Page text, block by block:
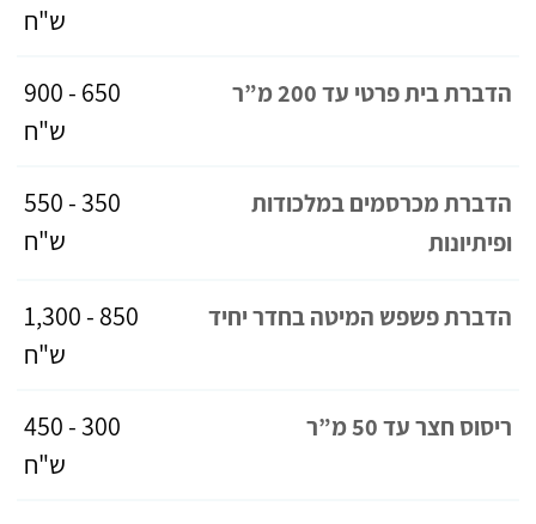
ש"ח
הדברת בית פרטי עד 200 מ”ר
650 - 900
ש"ח
הדברת מכרסמים במלכודות
ופיתיונות
350 - 550
ש"ח
הדברת פשפש המיטה בחדר יחיד
850 - 1,300
ש"ח
ריסוס חצר עד 50 מ”ר
300 - 450
ש"ח